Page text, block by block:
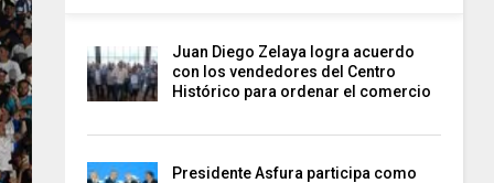
Juan Diego Zelaya logra acuerdo
con los vendedores del Centro
Histórico para ordenar el comercio
Presidente Asfura participa como